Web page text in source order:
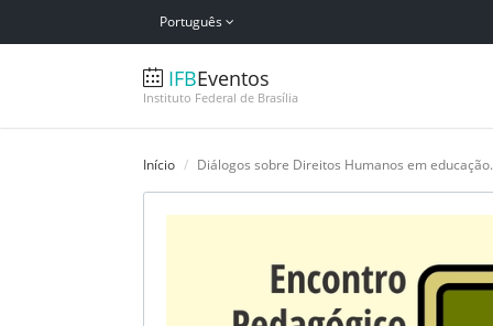
Português
IFBEventos
Instituto Federal de Brasília
Início Diálogos sobre Direitos Humanos em educação.